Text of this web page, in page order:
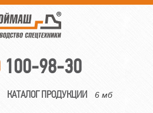
100-98-30
КАТАЛОГ ПРОДУКЦИИ 6 мб